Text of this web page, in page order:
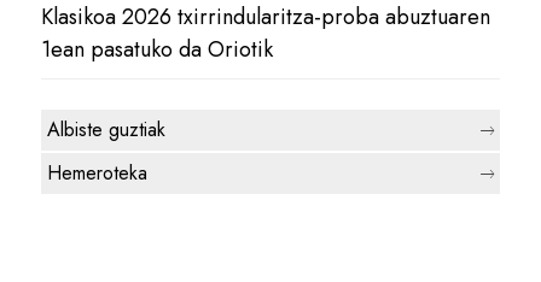
Klasikoa 2026 txirrindularitza-proba abuztuaren
1ean pasatuko da Oriotik
Albiste guztiak
Hemeroteka